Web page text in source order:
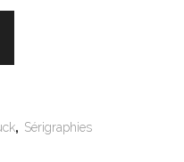
, Sérigraphies